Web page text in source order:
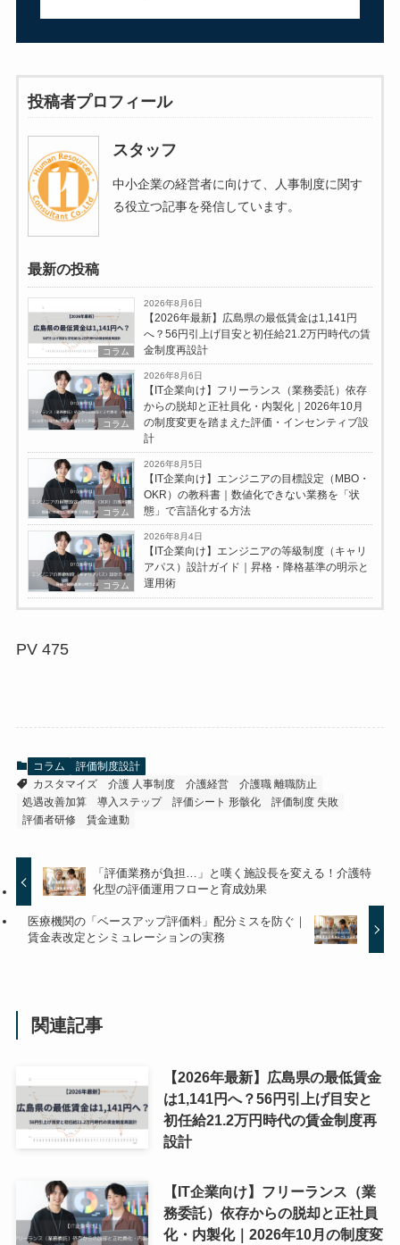
投稿者プロフィール
スタッフ
中小企業の経営者に向けて、人事制度に関す
る役立つ記事を発信しています。
最新の投稿
コラム
2026年8月6日
【2026年最新】広島県の最低賃金は1,141円
へ？56円引上げ目安と初任給21.2万円時代の賃
金制度再設計
コラム
2026年8月6日
【IT企業向け】フリーランス（業務委託）依存
からの脱却と正社員化・内製化｜2026年10月
の制度変更を踏まえた評価・インセンティブ設
計
コラム
2026年8月5日
【IT企業向け】エンジニアの目標設定（MBO・
OKR）の教科書｜数値化できない業務を「状
態」で言語化する方法
コラム
2026年8月4日
【IT企業向け】エンジニアの等級制度（キャリ
アパス）設計ガイド｜昇格・降格基準の明示と
運用術
PV 475
コラム
評価制度設計
カスタマイズ
介護 人事制度 介護経営
介護職 離職防止
処遇改善加算
導入ステップ 評価シート 形骸化
評価制度 失敗
評価者研修
賃金連動
「評価業務が負担…」と嘆く施設長を変える！介護特
化型の評価運用フローと育成効果
医療機関の「ベースアップ評価料」配分ミスを防ぐ｜
賃金表改定とシミュレーションの実務
関連記事
【2026年最新】広島県の最低賃金
は1,141円へ？56円引上げ目安と
初任給21.2万円時代の賃金制度再
設計
【IT企業向け】フリーランス（業
務委託）依存からの脱却と正社員
化・内製化｜2026年10月の制度変